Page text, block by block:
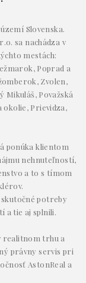
Slovenska.
sa nachádza v
mestách:
Poprad a
Zvolen,
Mikuláš, Považská
okolie, Prievidza,
ponúka klientom
nehnuteľností,
a to s tímom
skutočné potreby
a tie aj splnili.
realitnom trhu a
právny servis pri
AstonReal a